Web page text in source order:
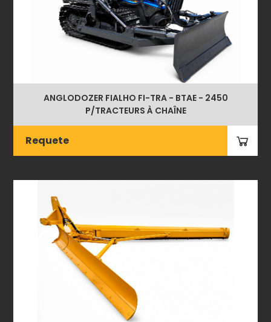
ANGLODOZER FIALHO FI-TRA - BTAE - 2450
P/TRACTEURS À CHAÎNE
Requete